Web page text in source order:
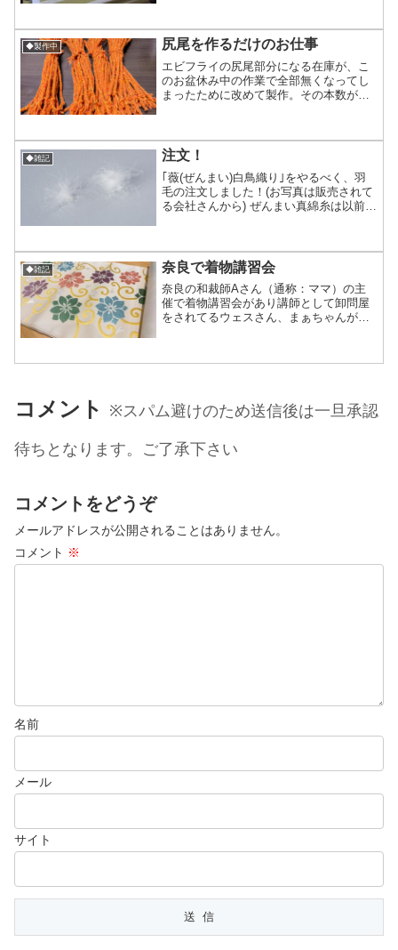
から1ヶ月以内で終わっ...
◆製作中 尻尾を作るだけのお仕事
エビフライの尻尾部分になる在庫が、こ
のお盆休み中の作業で全部無くなってし
まったために改めて製作。その本数が膨
た 写真の4束でマフラー2本分ですマフラ
ーは全部で7本あるので...
◆雑記 注文！
｢薇(ぜんまい)白鳥織り｣をやるべく、羽
毛の注文しました！(お写真は販売されて
る会社さんから) ぜんまい真綿糸は以前入
これが全部揃ってからの製作計画がスタ
ートするの...
◆雑記 奈良で着物講習会
奈良の和裁師Aさん（通称：ママ）の主
催で着物講習会があり講師として卸問屋
をされてるウェスさん、まぁちゃんが行
まぁちゃんが私を拾い、帰りは送って下
コメント ※スパム避けのため送信後は一旦承認
待ちとなります。ご了承下さい
コメントをどうぞ
メールアドレスが公開されることはありません。
コメント ※
名前
メール
サイト